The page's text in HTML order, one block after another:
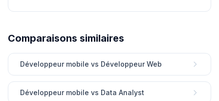
Comparaisons similaires
Développeur mobile vs Développeur Web
Développeur mobile vs Data Analyst